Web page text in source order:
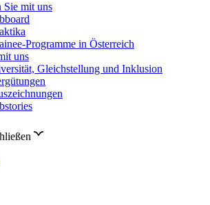
Sie mit uns
Programme in Österreich
uns
Gleichstellung und Inklusion